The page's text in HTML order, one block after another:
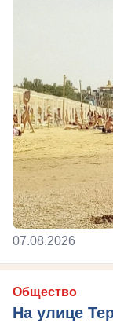
07.08.2026
Общество
На улице